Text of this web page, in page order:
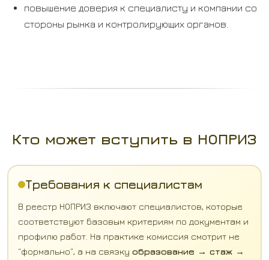
повышение доверия к специалисту и компании со
стороны рынка и контролирующих органов.
Кто может вступить в НОПРИЗ
Требования к специалистам
В реестр НОПРИЗ включают специалистов, которые
соответствуют базовым критериям по документам и
профилю работ. На практике комиссия смотрит не
“формально”, а на связку образование → стаж →